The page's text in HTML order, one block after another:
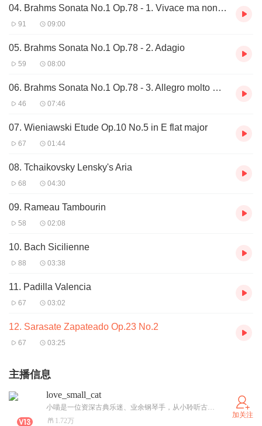
04. Brahms Sonata No.1 Op.78 - 1. Vivace ma non troppo
91 09:00
05. Brahms Sonata No.1 Op.78 - 2. Adagio
59 08:00
06. Brahms Sonata No.1 Op.78 - 3. Allegro molto moderato
46 07:46
07. Wieniawski Etude Op.10 No.5 in E flat major
67 01:44
08. Tchaikovsky Lensky's Aria
68 04:30
09. Rameau Tambourin
58 02:08
10. Bach Sicilienne
88 03:38
11. Padilla Valencia
67 03:02
12. Sarasate Zapateado Op.23 No.2
67 03:25
主播信息
love_small_cat
小喵是一位资深古典乐迷、业余钢琴手，从小聆听古典音乐，对于各种风格的音乐有深刻理解，希望能将自己的知识，奉献给千千万万的爱乐者。
1.72万
加关注